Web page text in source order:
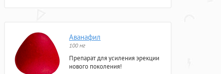
Аванафил
100 мг
Препарат для усиления эрекции
нового поколения!